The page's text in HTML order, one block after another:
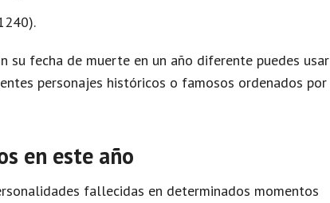
su fecha de muerte en un año diferente puedes usar
personajes históricos o famosos ordenados por
en este año
fallecidas en determinados momentos